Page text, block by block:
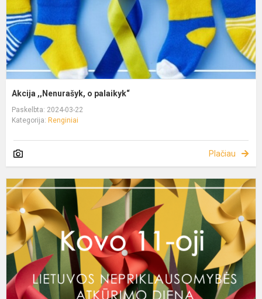
Akcija ,,Nenurašyk, o palaikyk“
Paskelbta: 2024-03-22
Kategorija: Renginiai
Plačiau